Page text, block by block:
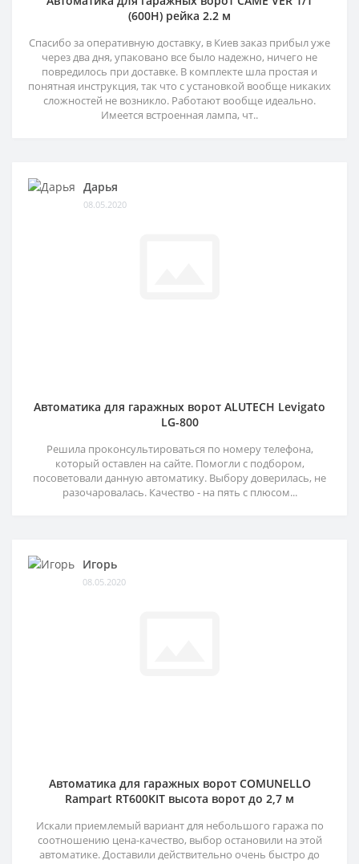
(600H) рейка 2.2 м
Спасибо за оперативную доставку, в Киев заказ прибыл уже
через два дня, упаковано все было надежно, ничего не
повредилось при доставке. В комплекте шла простая и
понятная инструкция, так что с установкой вообще никаких
сложностей не возникло. Работают вообще идеально.
Имеется встроенная лампа, чт..
Дарья
08.05.2020
Автоматика для гаражных ворот ALUTECH Levigato
LG-800
Решила проконсультироваться по номеру телефона,
который оставлен на сайте. Помогли с подбором,
посоветовали данную автоматику. Выбору доверилась, не
разочаровалась. Качество - на пять с плюсом...
Игорь
08.05.2020
Автоматика для гаражных ворот COMUNELLO
Rampart RT600KIT высота ворот до 2,7 м
Искали приемлемый вариант для небольшого гаража по
соотношению цена-качество, выбор остановили на этой
автоматике. Доставили действительно очень быстро до